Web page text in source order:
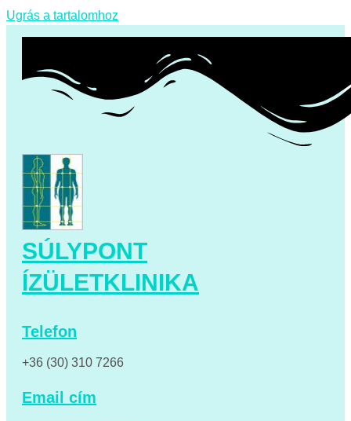
Ugrás a tartalomhoz
SÚLYPONT
ÍZÜLETKLINIKA
Telefon
+36 (30) 310 7266
Email cím